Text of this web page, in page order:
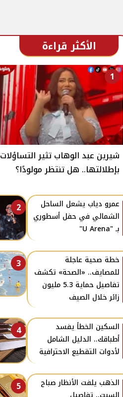
الأكثر قراءة
1
شيرين عبد الوهاب تثير التساؤلات
بإطلالتها.. هل تنتظر مولودًا؟
2
عمرو دياب يشعل الساحل
الشمالي في حفل أسطوري
بـ "U Arena"
3
خطة صحية عاجلة
للمصايف.. «الصحة» تكشف
تفاصيل حماية 5.3 مليون
زائر خلال الصيف
4
السكين الخطأ يفسد
أطباقك.. الدليل الشامل
لأدوات التقطيع الاحترافية
5
الذهب يلفت الأنظار صباح